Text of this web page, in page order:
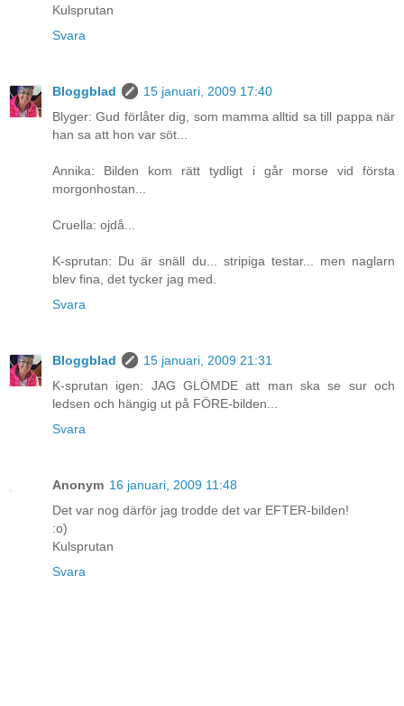
Kulsprutan
Svara
Bloggblad
15 januari, 2009 17:40
Blyger: Gud förlåter dig, som mamma alltid sa till pappa när
han sa att hon var söt...
Annika: Bilden kom rätt tydligt i går morse vid första
morgonhostan...
Cruella: ojdå...
K-sprutan: Du är snäll du... stripiga testar... men naglarn
blev fina, det tycker jag med.
Svara
Bloggblad
15 januari, 2009 21:31
K-sprutan igen: JAG GLÖMDE att man ska se sur och
ledsen och hängig ut på FÖRE-bilden...
Svara
Anonym 16 januari, 2009 11:48
Det var nog därför jag trodde det var EFTER-bilden!
:o)
Kulsprutan
Svara